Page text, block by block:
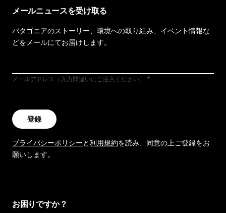
メールニュースを受け取る
パタゴニアのストーリー、環境への取り組み、イベント情報な
どをメールにてお届けします。
メールアドレス（入力間違いにご注意ください）
登録
プライバシーポリシーと利用規約を読み、同意の上ご登録をお
願いします。
お困りですか？